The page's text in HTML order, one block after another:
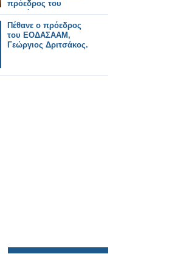
πρόεδρος του
Συλλόγου
Φαρμακοποιών
Μανώλης
Κατσαράκης
Πέθανε ο πρόεδρος
του ΕΟΔΑΣΑΑΜ,
Γεώργιος Δριτσάκος.